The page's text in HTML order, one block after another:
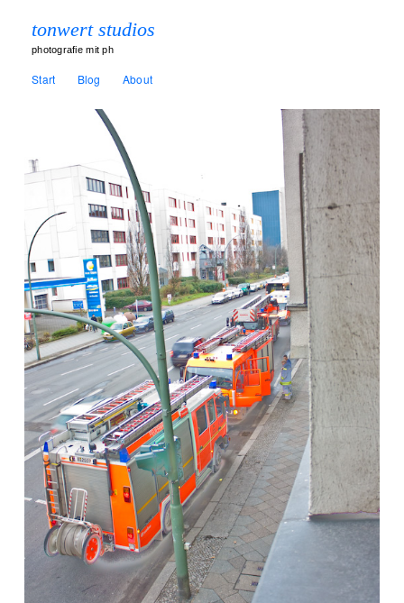
tonwert studios
photografie mit ph
Start Blog About